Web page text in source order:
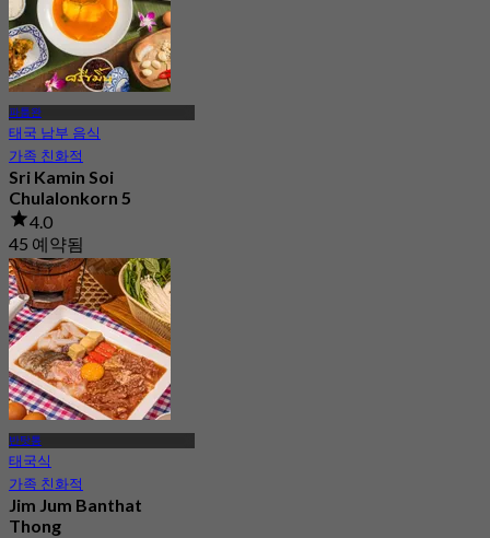
파툼완
태국 남부 음식
가족 친화적
Sri Kamin Soi
Chulalonkorn 5
4.0
45 예약됨
에서฿ 250
반탓통
태국식
가족 친화적
Jim Jum Banthat
Thong